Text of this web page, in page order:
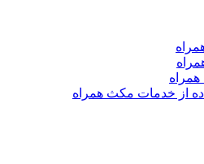
از خدمات مکث همراه